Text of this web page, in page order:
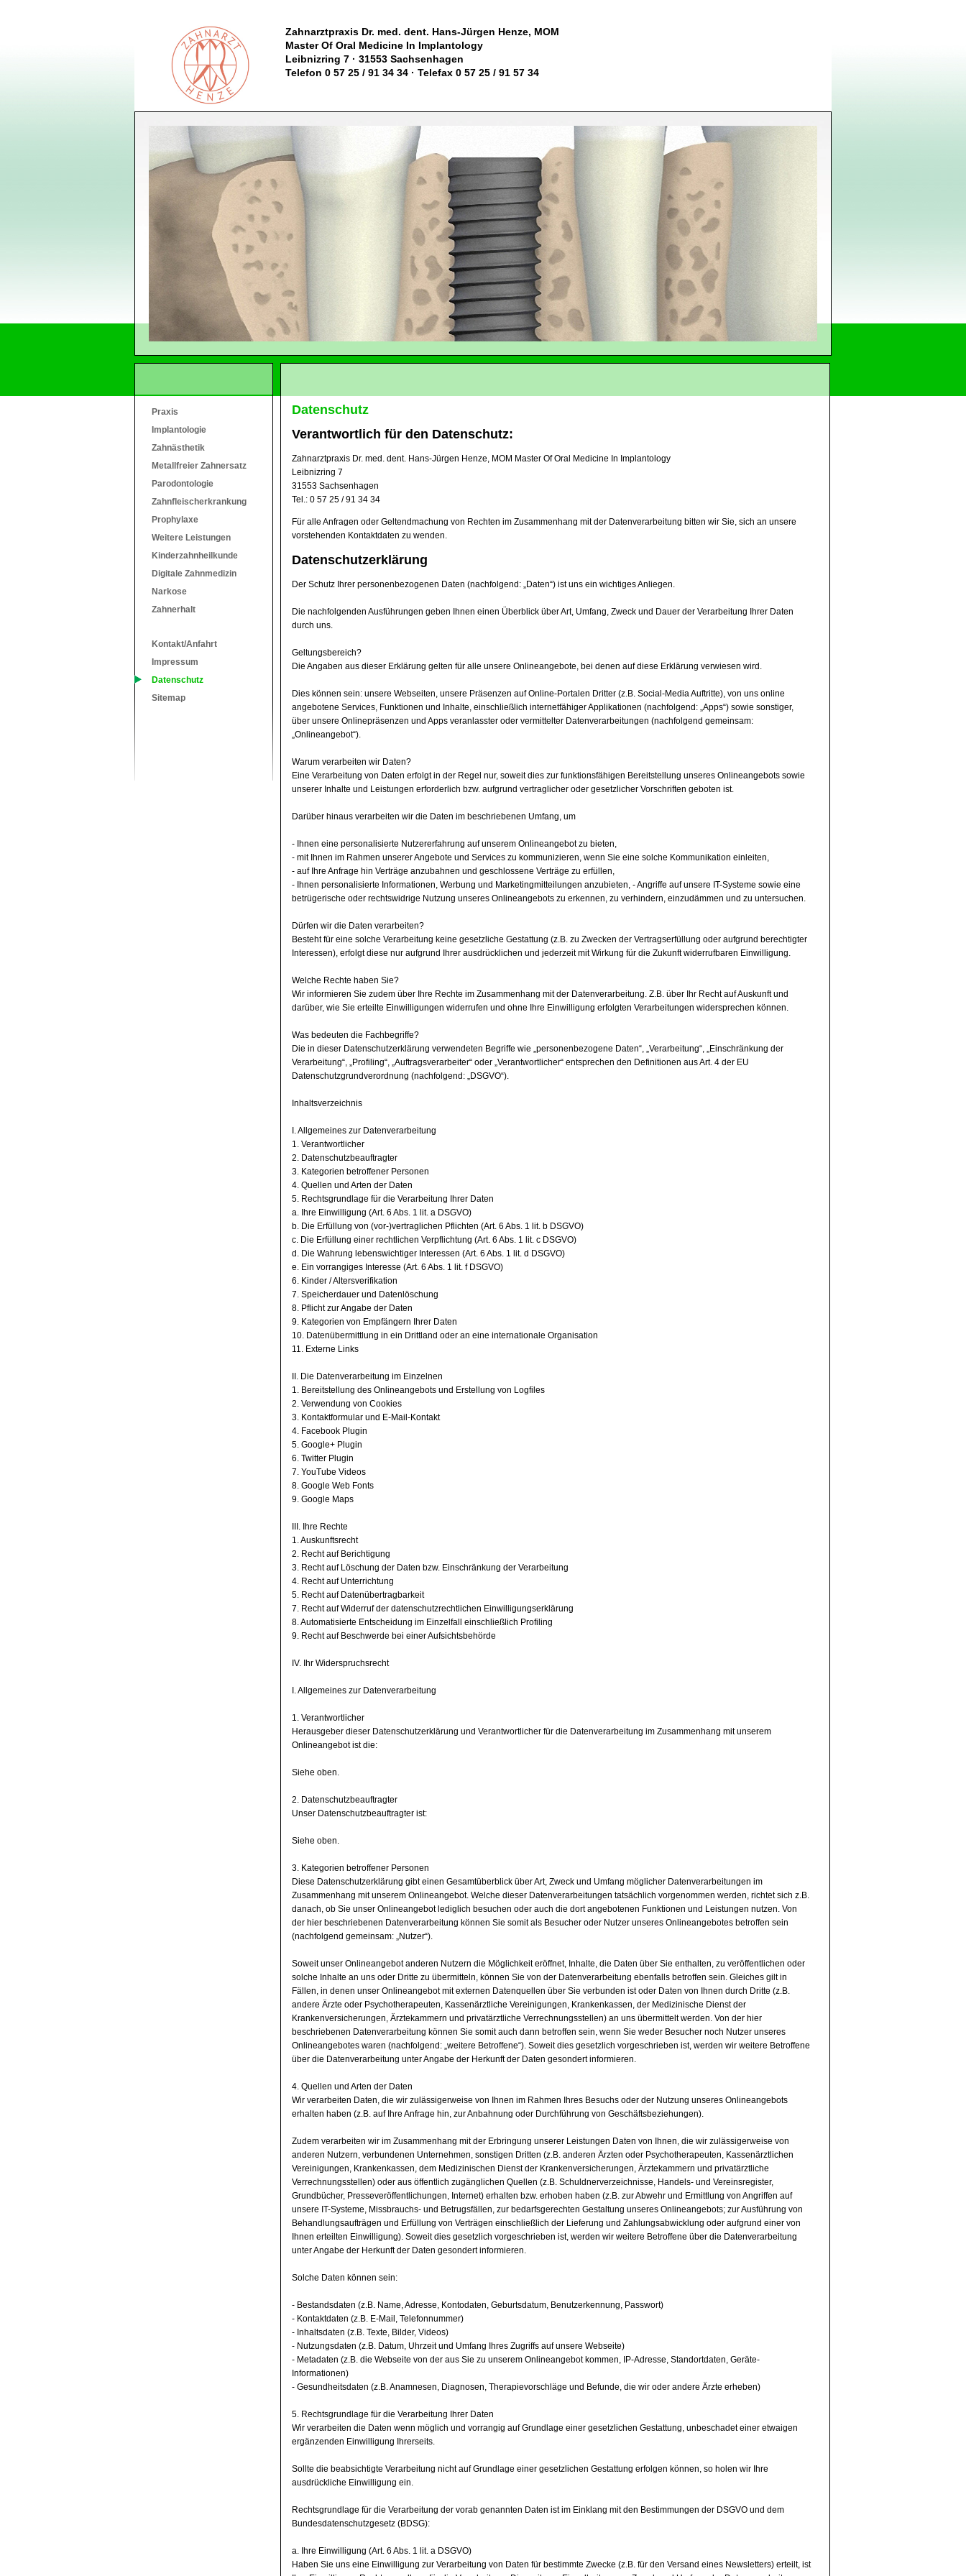
Zahnarztpraxis Dr. med. dent. Hans-Jürgen Henze, MOM
Master Of Oral Medicine In Implantology
Leibnizring 7 · 31553 Sachsenhagen
Telefon 0 57 25 / 91 34 34 · Telefax 0 57 25 / 91 57 34
Praxis
Implantologie
Zahnästhetik
Metallfreier Zahnersatz
Parodontologie
Zahnfleischerkrankung
Prophylaxe
Weitere Leistungen
Kinderzahnheilkunde
Digitale Zahnmedizin
Narkose
Zahnerhalt
Kontakt/Anfahrt
Impressum
Datenschutz
Sitemap
Datenschutz
Verantwortlich für den Datenschutz:
Zahnarztpraxis Dr. med. dent. Hans-Jürgen Henze, MOM Master Of Oral Medicine In Implantology
Leibnizring 7
31553 Sachsenhagen
Tel.: 0 57 25 / 91 34 34
Für alle Anfragen oder Geltendmachung von Rechten im Zusammenhang mit der Datenverarbeitung bitten wir Sie, sich an unsere
vorstehenden Kontaktdaten zu wenden.
Datenschutzerklärung
Der Schutz Ihrer personenbezogenen Daten (nachfolgend: „Daten“) ist uns ein wichtiges Anliegen.
Die nachfolgenden Ausführungen geben Ihnen einen Überblick über Art, Umfang, Zweck und Dauer der Verarbeitung Ihrer Daten
durch uns.
Geltungsbereich?
Die Angaben aus dieser Erklärung gelten für alle unsere Onlineangebote, bei denen auf diese Erklärung verwiesen wird.
Dies können sein: unsere Webseiten, unsere Präsenzen auf Online-Portalen Dritter (z.B. Social-Media Auftritte), von uns online
angebotene Services, Funktionen und Inhalte, einschließlich internetfähiger Applikationen (nachfolgend: „Apps“) sowie sonstiger,
über unsere Onlinepräsenzen und Apps veranlasster oder vermittelter Datenverarbeitungen (nachfolgend gemeinsam:
„Onlineangebot“).
Warum verarbeiten wir Daten?
Eine Verarbeitung von Daten erfolgt in der Regel nur, soweit dies zur funktionsfähigen Bereitstellung unseres Onlineangebots sowie
unserer Inhalte und Leistungen erforderlich bzw. aufgrund vertraglicher oder gesetzlicher Vorschriften geboten ist.
Darüber hinaus verarbeiten wir die Daten im beschriebenen Umfang, um
- Ihnen eine personalisierte Nutzererfahrung auf unserem Onlineangebot zu bieten,
- mit Ihnen im Rahmen unserer Angebote und Services zu kommunizieren, wenn Sie eine solche Kommunikation einleiten,
- auf Ihre Anfrage hin Verträge anzubahnen und geschlossene Verträge zu erfüllen,
- Ihnen personalisierte Informationen, Werbung und Marketingmitteilungen anzubieten, - Angriffe auf unsere IT-Systeme sowie eine
betrügerische oder rechtswidrige Nutzung unseres Onlineangebots zu erkennen, zu verhindern, einzudämmen und zu untersuchen.
Dürfen wir die Daten verarbeiten?
Besteht für eine solche Verarbeitung keine gesetzliche Gestattung (z.B. zu Zwecken der Vertragserfüllung oder aufgrund berechtigter
Interessen), erfolgt diese nur aufgrund Ihrer ausdrücklichen und jederzeit mit Wirkung für die Zukunft widerrufbaren Einwilligung.
Welche Rechte haben Sie?
Wir informieren Sie zudem über Ihre Rechte im Zusammenhang mit der Datenverarbeitung. Z.B. über Ihr Recht auf Auskunft und
darüber, wie Sie erteilte Einwilligungen widerrufen und ohne Ihre Einwilligung erfolgten Verarbeitungen widersprechen können.
Was bedeuten die Fachbegriffe?
Die in dieser Datenschutzerklärung verwendeten Begriffe wie „personenbezogene Daten“, „Verarbeitung“, „Einschränkung der
Verarbeitung“, „Profiling“, „Auftragsverarbeiter“ oder „Verantwortlicher“ entsprechen den Definitionen aus Art. 4 der EU
Datenschutzgrundverordnung (nachfolgend: „DSGVO“).
Inhaltsverzeichnis
I. Allgemeines zur Datenverarbeitung
1. Verantwortlicher
2. Datenschutzbeauftragter
3. Kategorien betroffener Personen
4. Quellen und Arten der Daten
5. Rechtsgrundlage für die Verarbeitung Ihrer Daten
a. Ihre Einwilligung (Art. 6 Abs. 1 lit. a DSGVO)
b. Die Erfüllung von (vor-)vertraglichen Pflichten (Art. 6 Abs. 1 lit. b DSGVO)
c. Die Erfüllung einer rechtlichen Verpflichtung (Art. 6 Abs. 1 lit. c DSGVO)
d. Die Wahrung lebenswichtiger Interessen (Art. 6 Abs. 1 lit. d DSGVO)
e. Ein vorrangiges Interesse (Art. 6 Abs. 1 lit. f DSGVO)
6. Kinder / Altersverifikation
7. Speicherdauer und Datenlöschung
8. Pflicht zur Angabe der Daten
9. Kategorien von Empfängern Ihrer Daten
10. Datenübermittlung in ein Drittland oder an eine internationale Organisation
11. Externe Links
II. Die Datenverarbeitung im Einzelnen
1. Bereitstellung des Onlineangebots und Erstellung von Logfiles
2. Verwendung von Cookies
3. Kontaktformular und E-Mail-Kontakt
4. Facebook Plugin
5. Google+ Plugin
6. Twitter Plugin
7. YouTube Videos
8. Google Web Fonts
9. Google Maps
III. Ihre Rechte
1. Auskunftsrecht
2. Recht auf Berichtigung
3. Recht auf Löschung der Daten bzw. Einschränkung der Verarbeitung
4. Recht auf Unterrichtung
5. Recht auf Datenübertragbarkeit
7. Recht auf Widerruf der datenschutzrechtlichen Einwilligungserklärung
8. Automatisierte Entscheidung im Einzelfall einschließlich Profiling
9. Recht auf Beschwerde bei einer Aufsichtsbehörde
IV. Ihr Widerspruchsrecht
I. Allgemeines zur Datenverarbeitung
1. Verantwortlicher
Herausgeber dieser Datenschutzerklärung und Verantwortlicher für die Datenverarbeitung im Zusammenhang mit unserem
Onlineangebot ist die:
Siehe oben.
2. Datenschutzbeauftragter
Unser Datenschutzbeauftragter ist:
Siehe oben.
3. Kategorien betroffener Personen
Diese Datenschutzerklärung gibt einen Gesamtüberblick über Art, Zweck und Umfang möglicher Datenverarbeitungen im
Zusammenhang mit unserem Onlineangebot. Welche dieser Datenverarbeitungen tatsächlich vorgenommen werden, richtet sich z.B.
danach, ob Sie unser Onlineangebot lediglich besuchen oder auch die dort angebotenen Funktionen und Leistungen nutzen. Von
der hier beschriebenen Datenverarbeitung können Sie somit als Besucher oder Nutzer unseres Onlineangebotes betroffen sein
(nachfolgend gemeinsam: „Nutzer“).
Soweit unser Onlineangebot anderen Nutzern die Möglichkeit eröffnet, Inhalte, die Daten über Sie enthalten, zu veröffentlichen oder
solche Inhalte an uns oder Dritte zu übermitteln, können Sie von der Datenverarbeitung ebenfalls betroffen sein. Gleiches gilt in
Fällen, in denen unser Onlineangebot mit externen Datenquellen über Sie verbunden ist oder Daten von Ihnen durch Dritte (z.B.
andere Ärzte oder Psychotherapeuten, Kassenärztliche Vereinigungen, Krankenkassen, der Medizinische Dienst der
Krankenversicherungen, Ärztekammern und privatärztliche Verrechnungsstellen) an uns übermittelt werden. Von der hier
beschriebenen Datenverarbeitung können Sie somit auch dann betroffen sein, wenn Sie weder Besucher noch Nutzer unseres
Onlineangebotes waren (nachfolgend: „weitere Betroffene“). Soweit dies gesetzlich vorgeschrieben ist, werden wir weitere Betroffene
über die Datenverarbeitung unter Angabe der Herkunft der Daten gesondert informieren.
4. Quellen und Arten der Daten
Wir verarbeiten Daten, die wir zulässigerweise von Ihnen im Rahmen Ihres Besuchs oder der Nutzung unseres Onlineangebots
erhalten haben (z.B. auf Ihre Anfrage hin, zur Anbahnung oder Durchführung von Geschäftsbeziehungen).
Zudem verarbeiten wir im Zusammenhang mit der Erbringung unserer Leistungen Daten von Ihnen, die wir zulässigerweise von
anderen Nutzern, verbundenen Unternehmen, sonstigen Dritten (z.B. anderen Ärzten oder Psychotherapeuten, Kassenärztlichen
Vereinigungen, Krankenkassen, dem Medizinischen Dienst der Krankenversicherungen, Ärztekammern und privatärztliche
Verrechnungsstellen) oder aus öffentlich zugänglichen Quellen (z.B. Schuldnerverzeichnisse, Handels- und Vereinsregister,
Grundbücher, Presseveröffentlichungen, Internet) erhalten bzw. erhoben haben (z.B. zur Abwehr und Ermittlung von Angriffen auf
unsere IT-Systeme, Missbrauchs- und Betrugsfällen, zur bedarfsgerechten Gestaltung unseres Onlineangebots; zur Ausführung von
Behandlungsaufträgen und Erfüllung von Verträgen einschließlich der Lieferung und Zahlungsabwicklung oder aufgrund einer von
Ihnen erteilten Einwilligung). Soweit dies gesetzlich vorgeschrieben ist, werden wir weitere Betroffene über die Datenverarbeitung
unter Angabe der Herkunft der Daten gesondert informieren.
Solche Daten können sein:
- Bestandsdaten (z.B. Name, Adresse, Kontodaten, Geburtsdatum, Benutzerkennung, Passwort)
- Kontaktdaten (z.B. E-Mail, Telefonnummer)
- Inhaltsdaten (z.B. Texte, Bilder, Videos)
- Nutzungsdaten (z.B. Datum, Uhrzeit und Umfang Ihres Zugriffs auf unsere Webseite)
- Metadaten (z.B. die Webseite von der aus Sie zu unserem Onlineangebot kommen, IP-Adresse, Standortdaten, Geräte-
Informationen)
- Gesundheitsdaten (z.B. Anamnesen, Diagnosen, Therapievorschläge und Befunde, die wir oder andere Ärzte erheben)
5. Rechtsgrundlage für die Verarbeitung Ihrer Daten
Wir verarbeiten die Daten wenn möglich und vorrangig auf Grundlage einer gesetzlichen Gestattung, unbeschadet einer etwaigen
ergänzenden Einwilligung Ihrerseits.
Sollte die beabsichtigte Verarbeitung nicht auf Grundlage einer gesetzlichen Gestattung erfolgen können, so holen wir Ihre
ausdrückliche Einwilligung ein.
Rechtsgrundlage für die Verarbeitung der vorab genannten Daten ist im Einklang mit den Bestimmungen der DSGVO und dem
Bundesdatenschutzgesetz (BDSG):
a. Ihre Einwilligung (Art. 6 Abs. 1 lit. a DSGVO)
Haben Sie uns eine Einwilligung zur Verarbeitung von Daten für bestimmte Zwecke (z.B. für den Versand eines Newsletters) erteilt, ist